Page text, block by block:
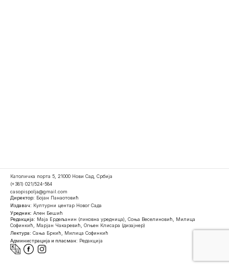
Католичка порта 5, 21000 Нови Сад, Србија
(+381) 021/524-584
casopispolja@gmail.com
Директор: Бојан Панаотовић
Издавач: Културни центар Новог Сада
Уредник: Ален Бешић
Редакција: Маја Ердељанин (ликовна уредница), Соња Веселиновић, Милица
Софинкић, Марјан Чакаревић, Огњен Клисара (дизајнер)
Лектура: Сања Бркић, Милица Софинкић
Администрација и пласман: Редакција